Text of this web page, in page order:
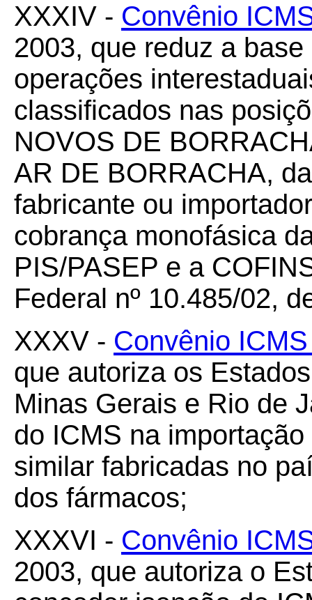
XXXIV - Convênio
2003, que reduz a
operações
classificados nas
NOVOS DE
AR DE BORRACHA,
fabricante ou
cobrança monofásica
PIS/PASEP e a
Federal nº 10.485/02,
XXXV - Convênio
que autoriza os
Minas Gerais e Rio de
do ICMS na
similar fabricadas no
dos fármacos;
XXXVI - Convênio
2003, que autoriza o